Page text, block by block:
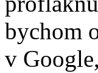
bychom
v